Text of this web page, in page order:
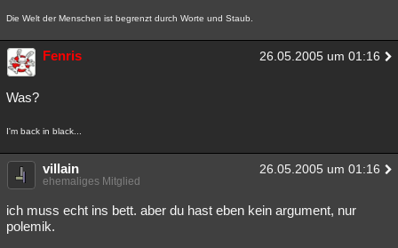
Die Welt der Menschen ist begrenzt durch Worte und Staub.
Fenris 26.05.2005 um 01:16
Was?
I'm back in black...
villain 26.05.2005 um 01:16
ehemaliges Mitglied
ich muss echt ins bett. aber du hast eben kein argument, nur
polemik.